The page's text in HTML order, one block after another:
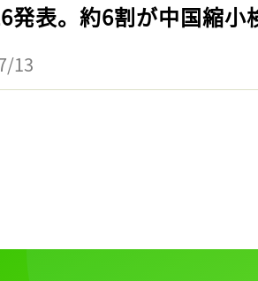
発表。約6割が中国縮小
13
事をお気に入りに